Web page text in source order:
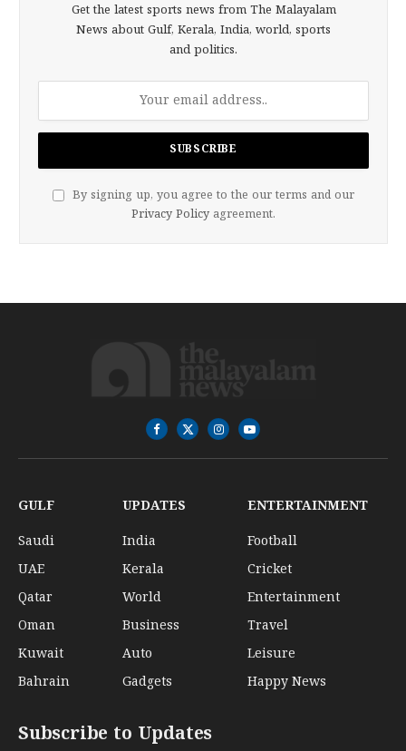
Get the latest sports news from The Malayalam
News about Gulf, Kerala, India, world, sports
and politics.
By signing up, you agree to the our terms and our
Privacy Policy agreement.
Facebook
X
(Twitter)
InstagramYouTube
GULF
Saudi
UAE
Qatar
Oman
Kuwait
Bahrain
UPDATES
India
Kerala
World
Business
Auto
Gadgets
ENTERTAINMENT
Football
Cricket
Entertainment
Travel
Leisure
Happy News
Subscribe to Updates